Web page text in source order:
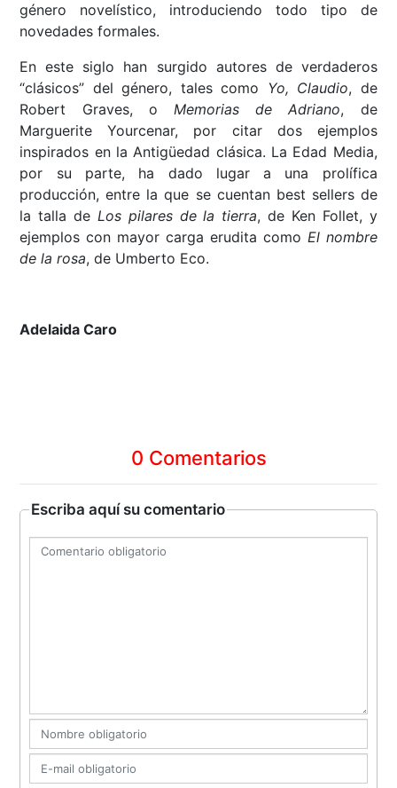
género novelístico, introduciendo todo tipo de
novedades formales.
En este siglo han surgido autores de verdaderos
“clásicos” del género, tales como Yo, Claudio, de
Robert Graves, o Memorias de Adriano, de
Marguerite Yourcenar, por citar dos ejemplos
inspirados en la Antigüedad clásica. La Edad Media,
por su parte, ha dado lugar a una prolífica
producción, entre la que se cuentan best sellers de
la talla de Los pilares de la tierra, de Ken Follet, y
ejemplos con mayor carga erudita como El nombre
de la rosa, de Umberto Eco.
Adelaida Caro
0 Comentarios
Escriba aquí su comentario